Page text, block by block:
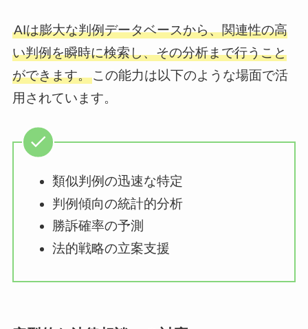
AIは膨大な判例データベースから、関連性の高
い判例を瞬時に検索し、その分析まで行うこと
ができます。この能力は以下のような場面で活
用されています。
類似判例の迅速な特定
判例傾向の統計的分析
勝訴確率の予測
法的戦略の立案支援